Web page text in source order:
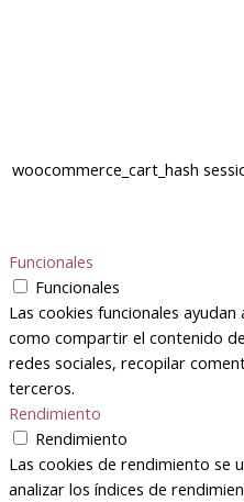
woocommerce_cart_hash
Funcionales
Funcionales
Las cookies funcionales
como compartir el contenido
redes sociales, recopilar
terceros.
Rendimiento
Rendimiento
Las cookies de rendimiento se
analizar los índices de